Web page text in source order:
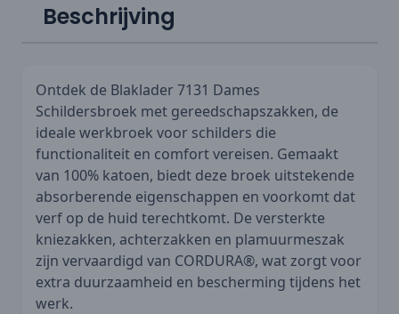
Beschrijving
Ontdek de Blaklader 7131 Dames
Schildersbroek met gereedschapszakken, de
ideale werkbroek voor schilders die
functionaliteit en comfort vereisen. Gemaakt
van 100% katoen, biedt deze broek uitstekende
absorberende eigenschappen en voorkomt dat
verf op de huid terechtkomt. De versterkte
kniezakken, achterzakken en plamuurmeszak
zijn vervaardigd van CORDURA®, wat zorgt voor
extra duurzaamheid en bescherming tijdens het
werk.